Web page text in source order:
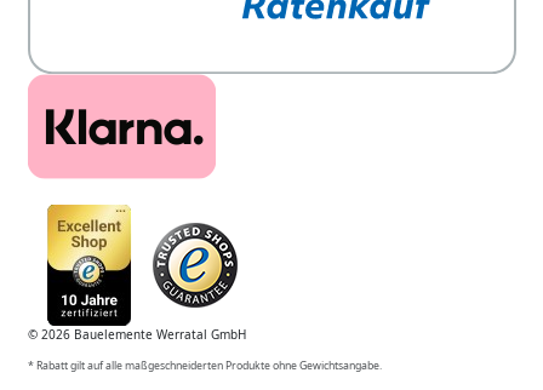
© 2026 Bauelemente Werratal GmbH
* Rabatt gilt auf alle maßgeschneiderten Produkte ohne Gewichtsangabe.